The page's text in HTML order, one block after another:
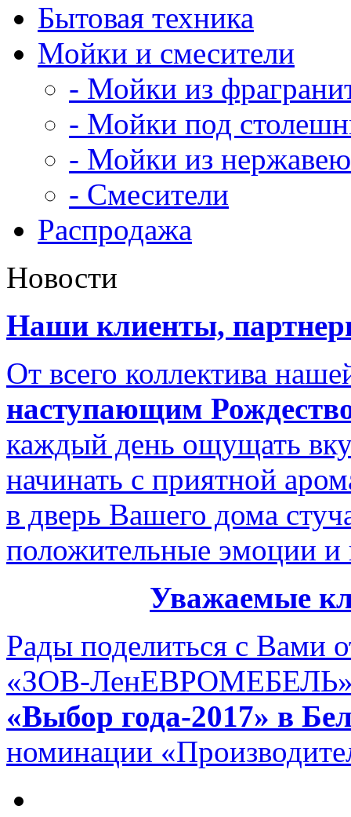
Бытовая техника
Мойки и смесители
- Мойки из
- Мойки под
- Мойки из
- Смесители
Распродажа
Новости
Наши клиенты,
От всего коллектива
наступающим
каждый день ощущать
начинать с приятной
в дверь Вашего дома
положительные эмоции и
Уважаемые
Рады поделиться с
«ЗОВ-ЛенЕВРОМЕБЕЛЬ»
«Выбор года-2017» в
номинации